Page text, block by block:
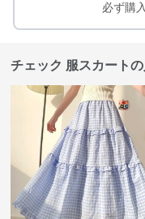
必ず購
チェック 服スカート